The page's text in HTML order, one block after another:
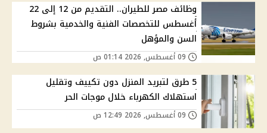
وظائف مصر للطيران.. التقديم من 12 إلى 22
أغسطس للتخصصات الفنية والخدمية بشروط
السن والمؤهل
5 طرق لتبريد المنزل دون تكييف وتقليل
استهلاك الكهرباء خلال موجات الحر